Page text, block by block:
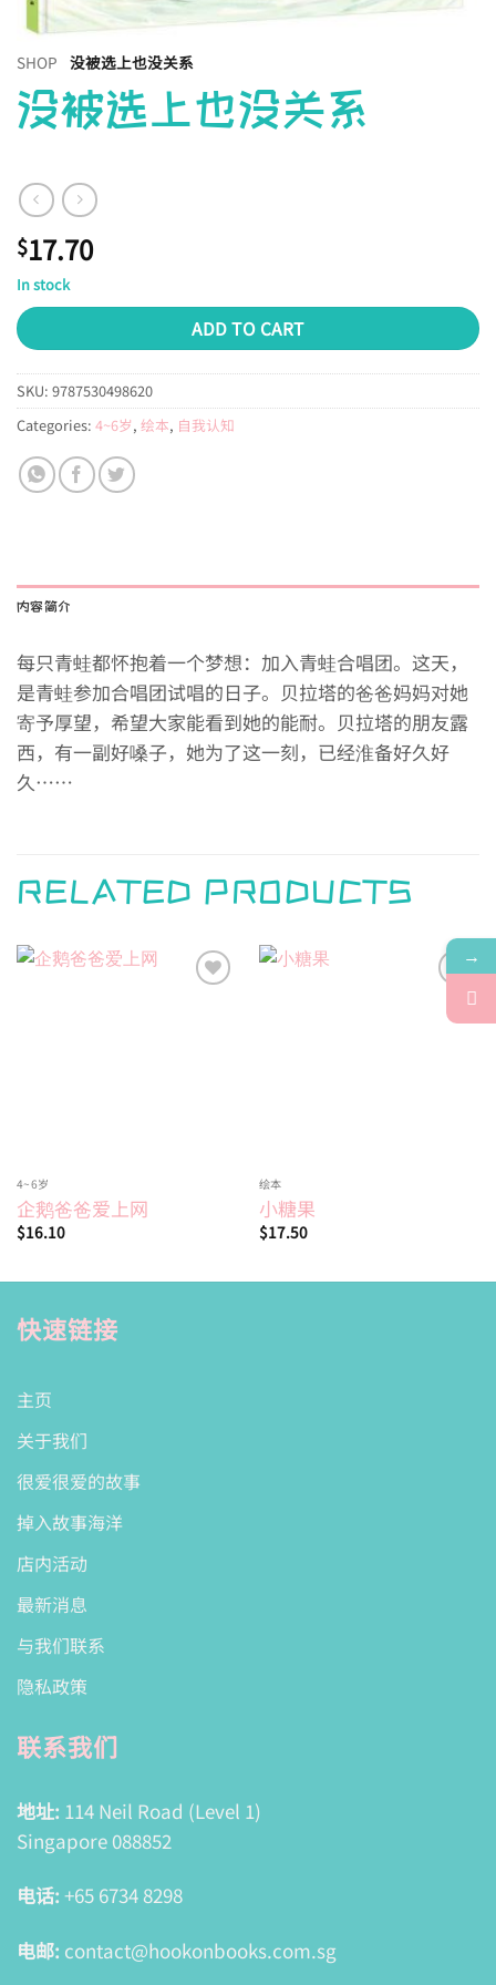
SHOP 没被选上也没关系
没被选上也没关系
$17.70
In stock
ADD TO CART
SKU: 9787530498620
Categories: 4~6岁, 绘本, 自我认知
内容简介
每只青蛙都怀抱着一个梦想：加入青蛙合唱团。这天，
是青蛙参加合唱团试唱的日子。贝拉塔的爸爸妈妈对她
寄予厚望，希望大家能看到她的能耐。贝拉塔的朋友露
西，有一副好嗓子，她为了这一刻，已经淮备好久好
久……
RELATED PRODUCTS
4~6岁
企鹅爸爸爱上网
$16.10
wishlist
绘本
小糖果
$17.50
快速链接
主页
关于我们
很爱很爱的故事
掉入故事海洋
店内活动
最新消息
与我们联系
隐私政策
联系我们
地址: 114 Neil Road (Level 1)
Singapore 088852
电话: +65 6734 8298
电邮: contact@hookonbooks.com.sg
→